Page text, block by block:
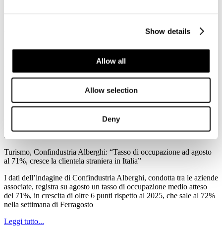
Show details
Allow all
Allow selection
Deny
associazioni che in Italia rappresentano le aziende del trasporto
del ddl sul federalismo fiscale regionale: “C’è la reale possibilità che
l'attuale impianto normativo metta a repentaglio l'equilibrio
economico-finanziario del Trasporto Pubblico Locale e
l'adeguatezza dei servizi su scala nazionale.
Turismo, Confindustria Alberghi: “Tasso di occupazione ad agosto
al 71%, cresce la clientela straniera in Italia”
I dati dell’indagine di Confindustria Alberghi, condotta tra le aziende
associate, registra su agosto un tasso di occupazione medio atteso
del 71%, in crescita di oltre 6 punti rispetto al 2025, che sale al 72%
nella settimana di Ferragosto
Leggi tutto...